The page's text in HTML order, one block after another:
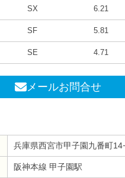
SX 6.21
SF 5.81
SE 4.71
メールお問合せ
兵庫県西宮市甲子園九番町
阪神本線 甲子園駅